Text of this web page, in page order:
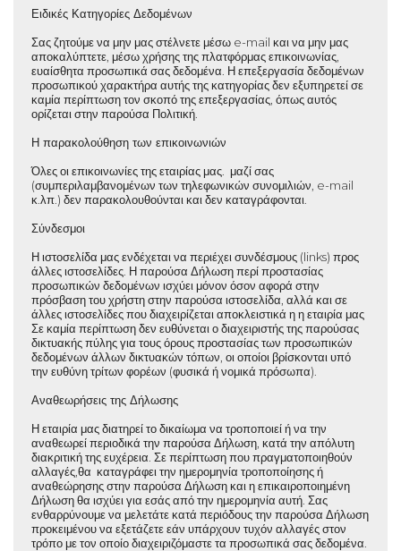
Ειδικές Κατηγορίες Δεδομένων
Σας ζητούμε να μην μας στέλνετε μέσω e-mail και να μην μας
αποκαλύπτετε, μέσω χρήσης της πλατφόρμας επικοινωνίας,
ευαίσθητα προσωπικά σας δεδομένα. Η επεξεργασία δεδομένων
προσωπικού χαρακτήρα αυτής της κατηγορίας δεν εξυπηρετεί σε
καμία περίπτωση τον σκοπό της επεξεργασίας, όπως αυτός
ορίζεται στην παρούσα Πολιτική.
Η παρακολούθηση των επικοινωνιών
Όλες οι επικοινωνίες της εταιρίας μας. μαζί σας
(συμπεριλαμβανομένων των τηλεφωνικών συνομιλιών, e-mail
κ.λπ.) δεν παρακολουθούνται και δεν καταγράφονται.
Σύνδεσμοι
Η ιστοσελίδα μας ενδέχεται να περιέχει συνδέσμους (links) προς
άλλες ιστοσελίδες. Η παρούσα Δήλωση περί προστασίας
προσωπικών δεδομένων ισχύει μόνον όσον αφορά στην
πρόσβαση του χρήστη στην παρούσα ιστοσελίδα, αλλά και σε
άλλες ιστοσελίδες που διαχειρίζεται αποκλειστικά η η εταιρία μας
Σε καμία περίπτωση δεν ευθύνεται ο διαχειριστής της παρούσας
δικτυακής πύλης για τους όρους προστασίας των προσωπικών
δεδομένων άλλων δικτυακών τόπων, οι οποίοι βρίσκονται υπό
την ευθύνη τρίτων φορέων (φυσικά ή νομικά πρόσωπα).
Αναθεωρήσεις της Δήλωσης
Η εταιρία μας διατηρεί το δικαίωμα να τροποποιεί ή να την
αναθεωρεί περιοδικά την παρούσα Δήλωση, κατά την απόλυτη
διακριτική της ευχέρεια. Σε περίπτωση που πραγματοποιηθούν
αλλαγές,θα καταγράφει την ημερομηνία τροποποίησης ή
αναθεώρησης στην παρούσα Δήλωση και η επικαιροποιημένη
Δήλωση θα ισχύει για εσάς από την ημερομηνία αυτή. Σας
ενθαρρύνουμε να μελετάτε κατά περιόδους την παρούσα Δήλωση
προκειμένου να εξετάζετε εάν υπάρχουν τυχόν αλλαγές στον
τρόπο με τον οποίο διαχειριζόμαστε τα προσωπικά σας δεδομένα.